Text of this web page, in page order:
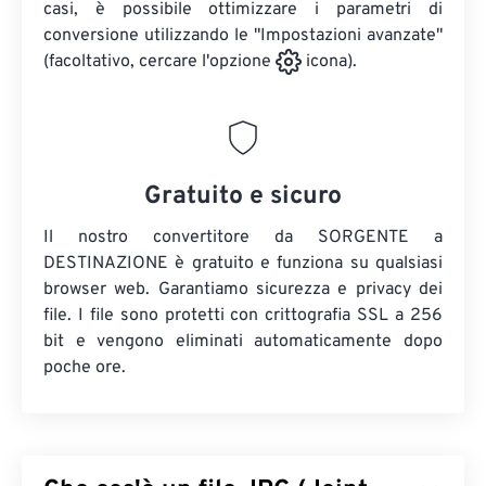
casi, è possibile ottimizzare i parametri di
conversione utilizzando le "Impostazioni avanzate"
(facoltativo, cercare l'opzione
icona).
Gratuito e sicuro
Il nostro convertitore da SORGENTE a
DESTINAZIONE è gratuito e funziona su qualsiasi
browser web. Garantiamo sicurezza e privacy dei
file. I file sono protetti con crittografia SSL a 256
bit e vengono eliminati automaticamente dopo
poche ore.